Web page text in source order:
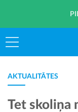
AKTUALITĀTES
Tet skoliņa